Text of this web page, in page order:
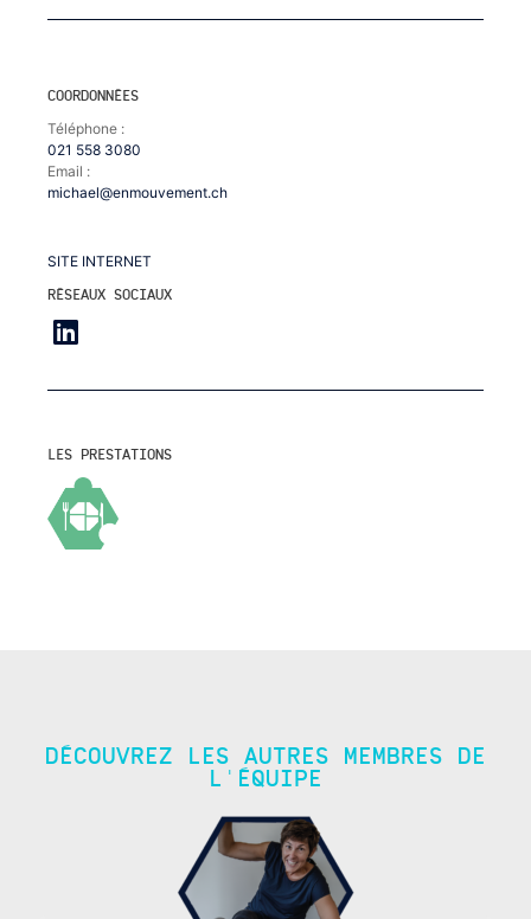
COORDONNÉES
Téléphone :
021 558 3080
Email :
michael@enmouvement.ch
SITE INTERNET
RÉSEAUX SOCIAUX
LES PRESTATIONS
DÉCOUVREZ LES AUTRES MEMBRES DE
L'ÉQUIPE